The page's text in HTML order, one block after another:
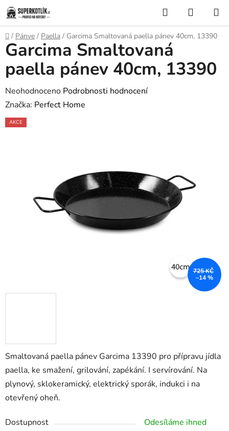
Přejít
na
obsah
Hledat
KOŠÍK
Domů
/ Pánve / Paella / Garcima Smaltovaná paella pánev 40cm, 13390
Smaltovaná paella pánev Garcima 13390 pro přípravu jídla
paella, ke smažení, grilování, zapékání. I servírování. Na
plynový, sklokeramický, elektrický sporák, indukci i na
otevřený oheň.
Dostupnost
Odesíláme ihned
Garcima Smaltovaná
paella pánev 40cm, 13390
Průměrné
hodnocení
produktu
Neohodnoceno Podrobnosti hodnocení
Značka: Perfect Home
AKCE
725 KČ
–14 %